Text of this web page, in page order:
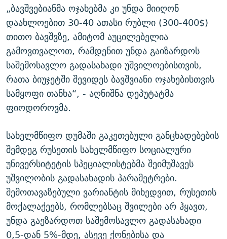
„ბავშვებიანმა ოჯახებმა კი უნდა მიიღონ
დაახლოებით 30-40 ათასი რუბლი (300-400$)
თითო ბავშვზე, ამიტომ აუცილებელია
გამოვთვალოთ, რამდენით უნდა გაიზარდოს
საშემოსავლო გადასახადი უშვილოებისთვის,
რათა ბიუჯეტში შევიდეს ბავშვიანი ოჯახებისთვის
სამყოფი თანხა“, - აღნიშნა დეპუტატმა
ფიოდოროვმა.
სახელმწიფო დუმაში გაკეთებული განცხადებების
შემდეგ რუსეთის სახელმწიფო სოციალური
უნივერსიტეტის სპეციალისტებმა შეიმუშავეს
უშვილობის გადასახადის პარამეტრები.
შემოთავაზებული ვარიანტის მიხედვით, რუსეთის
მოქალაქეებს, რომლებსაც შვილები არ ჰყავთ,
უნდა გაეზარდოთ საშემოსავლო გადასახადი
0,5-დან 5%-მდე, ასევე ქონებისა და